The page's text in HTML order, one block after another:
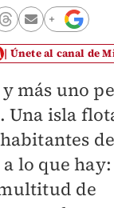
Únete al canal de
más uno
Una isla
lo que
de